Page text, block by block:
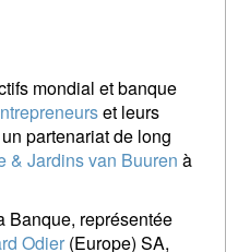
mondial et banque
et leurs
partenariat de long
& Jardins van Buuren à
Banque, représentée
Odier (Europe) SA,